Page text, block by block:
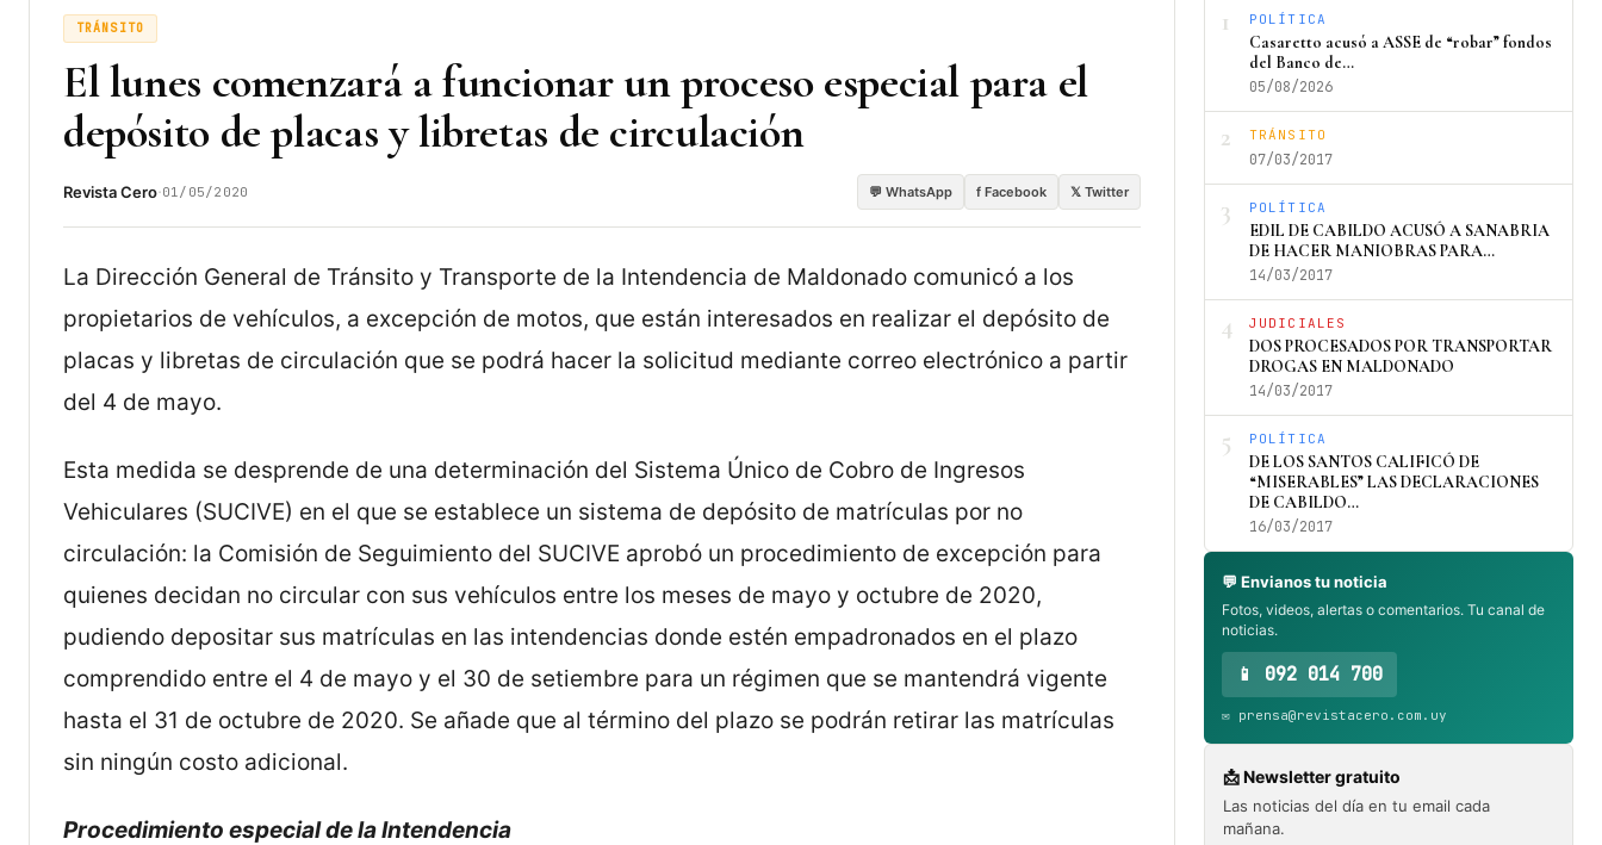
TRÁNSITO
El lunes comenzará a funcionar un proceso especial para el
depósito de placas y libretas de circulación
Revista Cero·01/05/2020 💬 WhatsApp f Facebook 𝕏 Twitter
La Dirección General de Tránsito y Transporte de la Intendencia de Maldonado comunicó a los
propietarios de vehículos, a excepción de motos, que están interesados en realizar el depósito de
placas y libretas de circulación que se podrá hacer la solicitud mediante correo electrónico a partir
del 4 de mayo.
Esta medida se desprende de una determinación del Sistema Único de Cobro de Ingresos
Vehiculares (SUCIVE) en el que se establece un sistema de depósito de matrículas por no
circulación: la Comisión de Seguimiento del SUCIVE aprobó un procedimiento de excepción para
quienes decidan no circular con sus vehículos entre los meses de mayo y octubre de 2020,
pudiendo depositar sus matrículas en las intendencias donde estén empadronados en el plazo
comprendido entre el 4 de mayo y el 30 de setiembre para un régimen que se mantendrá vigente
hasta el 31 de octubre de 2020. Se añade que al término del plazo se podrán retirar las matrículas
sin ningún costo adicional.
Procedimiento especial de la Intendencia
1 POLÍTICA
Casaretto acusó a ASSE de “robar” fondos
del Banco de…
05/08/2026
2 TRÁNSITO
07/03/2017
3 POLÍTICA
EDIL DE CABILDO ACUSÓ A SANABRIA
DE HACER MANIOBRAS PARA…
14/03/2017
4 JUDICIALES
DOS PROCESADOS POR TRANSPORTAR
DROGAS EN MALDONADO
14/03/2017
5 POLÍTICA
DE LOS SANTOS CALIFICÓ DE
“MISERABLES” LAS DECLARACIONES
DE CABILDO…
16/03/2017
💬 Envianos tu noticia
Fotos, videos, alertas o comentarios. Tu canal de
noticias.
📱 092 014 700
✉️ prensa@revistacero.com.uy
📩 Newsletter gratuito
Las noticias del día en tu email cada
mañana.